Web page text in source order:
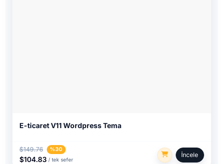
E-ticaret V11 Wordpress Tema
$149.76 %30
$104.83 / tek sefer
İncele